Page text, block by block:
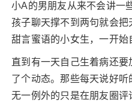
小A的男朋友从来不会讲一
孩子聊天撑不到两句就会
甜言蜜语的小女生，一开始
直到有一天自己生着病还
了个动态。那些每天说好听
无一例外的只是在朋友圈评